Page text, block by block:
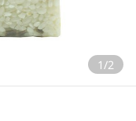
1/2